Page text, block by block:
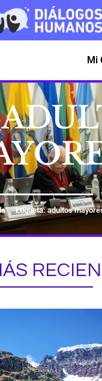
Mi
Etiqueta: adultos